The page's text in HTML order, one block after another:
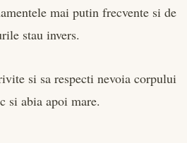
mai putin frecvente si de
stau invers.
si sa respecti nevoia corpului
si abia apoi mare.